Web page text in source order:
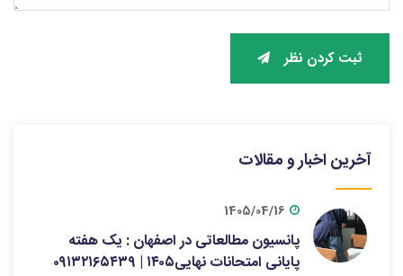
ثبت کردن نظر
آخرین اخبار و مقالات
1405/04/16
پانسیون مطالعاتی در اصفهان : یک هفته
پایانی امتحانات نهایی۱۴۰۵ | ۰۹۱۳۲۱۶۵۴۳۹